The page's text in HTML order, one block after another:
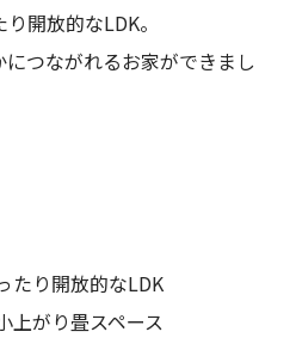
開放的なLDK。
つながれるお家ができまし
たり開放的なLDK
上がり畳スペース